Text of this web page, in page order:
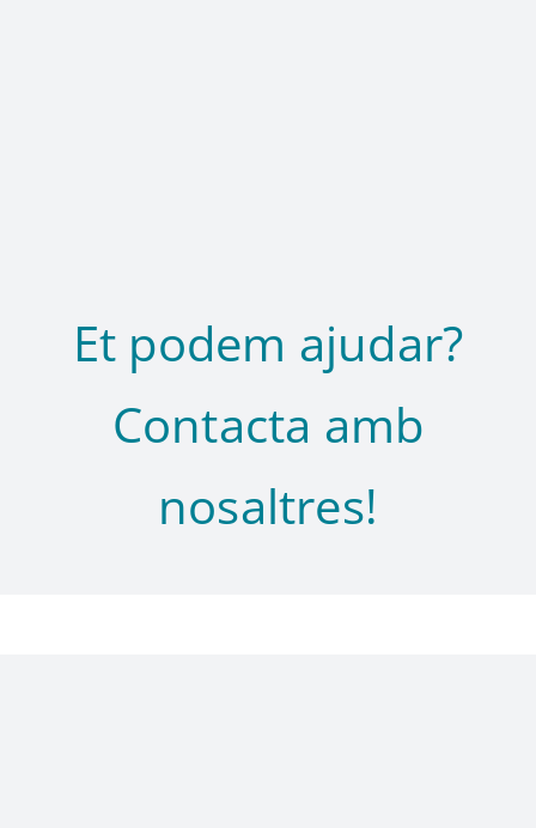
Et podem ajudar?
Contacta amb
nosaltres!